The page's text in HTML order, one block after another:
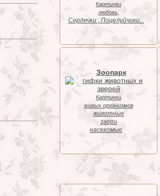
Картинки
любовь,
Cердечки , Поцелуйчики...
Зоопарк
Картинки
живых организмов
животные
звери
насекомые